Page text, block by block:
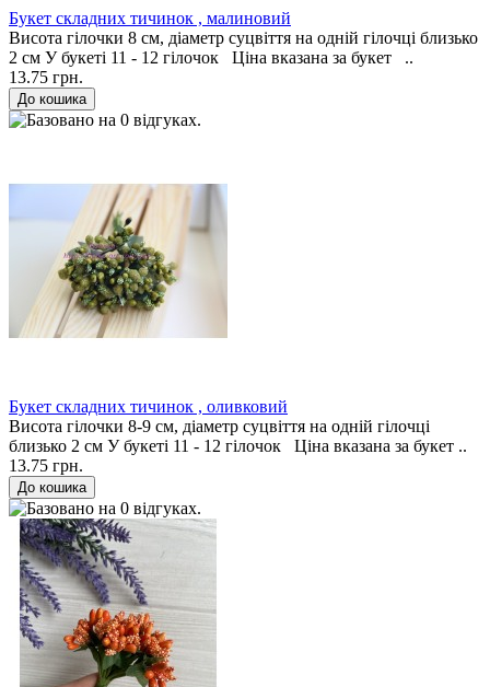
Букет складних тичинок , малиновий
Висота гілочки 8 см, діаметр суцвіття на одній гілочці близько
2 см У букеті 11 - 12 гілочок Ціна вказана за букет ..
13.75 грн.
Букет складних тичинок , оливковий
Висота гілочки 8-9 см, діаметр суцвіття на одній гілочці
близько 2 см У букеті 11 - 12 гілочок Ціна вказана за букет ..
13.75 грн.